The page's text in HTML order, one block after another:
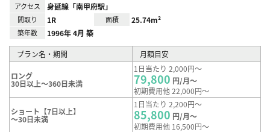
アクセス 身延線「南甲府駅」
間取り 1R 面積 25.74m²
築年数 1996年 4月 築
プラン名・期間 月額目安
ロング
30日以上～360日未満
1日当たり 2,000円～
79,800 円/月～
初期費用他 22,000円～
ショート【7日以上】
～30日未満
1日当たり 2,200円～
85,800 円/月～
初期費用他 16,500円～